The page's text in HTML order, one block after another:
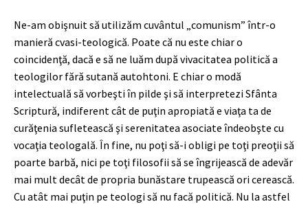
Ne-am obişnuit să utilizăm cuvântul „comunism” într-o
manieră cvasi-teologică. Poate că nu este chiar o
coincidenţă, dacă e să ne luăm după vivacitatea politică a
teologilor fără sutană autohtoni. E chiar o modă
intelectuală să vorbeşti în pilde şi să interpretezi Sfânta
Scriptură, indiferent cât de puţin apropiată e viaţa ta de
curăţenia sufletească şi serenitatea asociate îndeobşte cu
vocaţia teologală. În fine, nu poţi să-i obligi pe toţi preoţii să
poarte barbă, nici pe toţi filosofii să se îngrijească de adevăr
mai mult decât de propria bunăstare trupească ori cerească.
Cu atât mai puţin pe teologi să nu facă politică. Nu la astfel